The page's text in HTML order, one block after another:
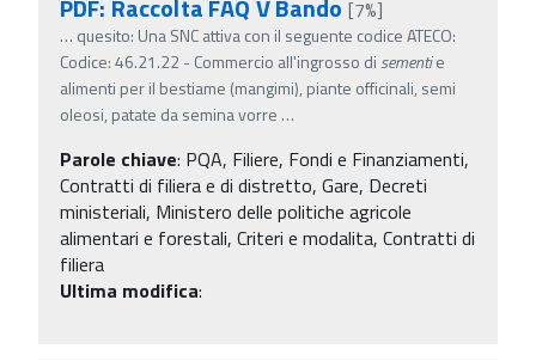
PDF: Raccolta FAQ V Bando [7%]
… quesito: Una SNC attiva con il seguente codice ATECO:
Codice: 46.21.22 - Commercio all'ingrosso di sementie
alimenti per il bestiame (mangimi), piante officinali, semi
oleosi, patate da semina vorre …
Parole chiave: PQA, Filiere, Fondi e Finanziamenti,
Contratti di filiera e di distretto, Gare, Decreti
ministeriali, Ministero delle politiche agricole
alimentari e forestali, Criteri e modalita, Contratti di
filiera
Ultima modifica: